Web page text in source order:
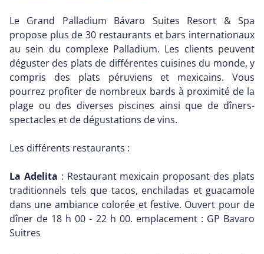
Le Grand Palladium Bávaro Suites Resort & Spa
propose plus de 30 restaurants et bars internationaux
au sein du complexe Palladium. Les clients peuvent
déguster des plats de différentes cuisines du monde, y
compris des plats péruviens et mexicains. Vous
pourrez profiter de nombreux bards à proximité de la
plage ou des diverses piscines ainsi que de dîners-
spectacles et de dégustations de vins.
Les différents restaurants :
La Adelita : Restaurant mexicain proposant des plats
traditionnels tels que tacos, enchiladas et guacamole
dans une ambiance colorée et festive. Ouvert pour de
dîner de 18 h 00 - 22 h 00. emplacement : GP Bavaro
Suitres